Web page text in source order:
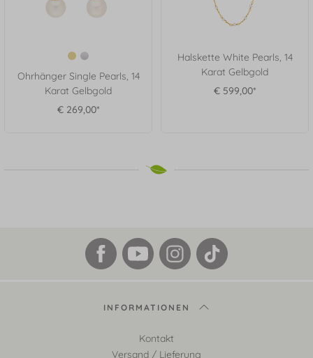
Ohrhänger Single Pearls, 14
Karat Gelbgold
€ 269,00*
Halskette White Pearls, 14
Karat Gelbgold
€ 599,00*
INFORMATIONEN
Kontakt
Versand / Lieferung